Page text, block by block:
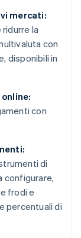
mercati:
la
con
disponibili in
con
di
configurare,
frodi e
percentuali di